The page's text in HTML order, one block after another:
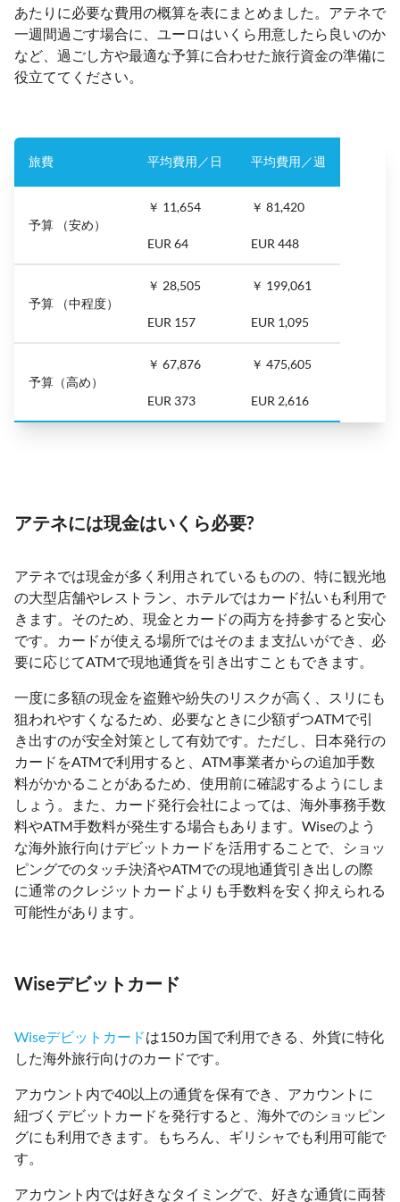
あたりに必要な費用の概算を表にまとめました。アテネで
一週間過ごす場合に、ユーロはいくら用意したら良いのか
など、過ごし方や最適な予算に合わせた旅行資金の準備に
役立ててください。
旅費 平均費用／日 平均費用／週
予算 （安め）
￥ 11,654
EUR 64
￥ 81,420
EUR 448
予算 （中程度）
￥ 28,505
EUR 157
￥ 199,061
EUR 1,095
予算（高め）
￥ 67,876
EUR 373
￥ 475,605
EUR 2,616
アテネには現金はいくら必要?
アテネでは現金が多く利用されているものの、特に観光地
の大型店舗やレストラン、ホテルではカード払いも利用で
きます。そのため、現金とカードの両方を持参すると安心
です。カードが使える場所ではそのまま支払いができ、必
要に応じてATMで現地通貨を引き出すこともできます。
一度に多額の現金を盗難や紛失のリスクが高く、スリにも
狙われやすくなるため、必要なときに少額ずつATMで引
き出すのが安全対策として有効です。ただし、日本発行の
カードをATMで利用すると、ATM事業者からの追加手数
料がかかることがあるため、使用前に確認するようにしま
しょう。また、カード発行会社によっては、海外事務手数
料やATM手数料が発生する場合もあります。Wiseのよう
な海外旅行向けデビットカードを活用することで、ショッ
ピングでのタッチ決済やATMでの現地通貨引き出しの際
に通常のクレジットカードよりも手数料を安く抑えられる
可能性があります。
Wiseデビットカード
Wiseデビットカードは150カ国で利用できる、外貨に特化
した海外旅行向けのカードです。
アカウント内で40以上の通貨を保有でき、アカウントに
紐づくデビットカードを発行すると、海外でのショッピン
グにも利用できます。もちろん、ギリシャでも利用可能で
す。
アカウント内では好きなタイミングで、好きな通貨に両替